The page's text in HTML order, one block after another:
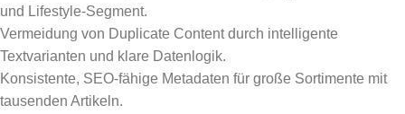
und Lifestyle-Segment.
Vermeidung von Duplicate Content durch intelligente
Textvarianten und klare Datenlogik.
Konsistente, SEO-fähige Metadaten für große Sortimente mit
tausenden Artikeln.